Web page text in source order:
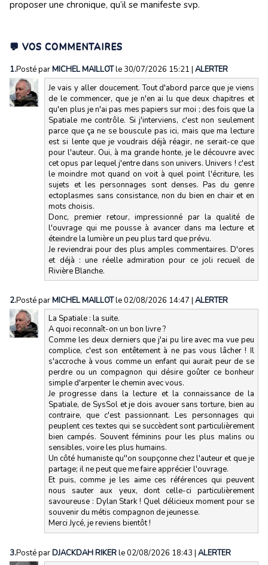
proposer une chronique, qu’il se manifeste svp.
💬 VOS COMMENTAIRES
1.Posté parMICHEL MAILLOTle 30/07/2026 15:21 | ALERTER
Je vais y aller doucement. Tout d'abord parce que je viens
de le commencer, que je n'en ai lu que deux chapitres et
qu'en plus je n'ai pas mes papiers sur moi ; des fois que la
Spatiale me contrôle. Si j'interviens, c'est non seulement
parce que ça ne se bouscule pas ici, mais que ma lecture
est si lente que je voudrais déjà réagir, ne serait-ce que
pour l'auteur. Oui, à ma grande honte, je le découvre avec
cet opus par lequel j'entre dans son univers. Univers ! c'est
le moindre mot quand on voit à quel point l'écriture, les
sujets et les personnages sont denses. Pas du genre
ectoplasmes sans consistance, non du bien en chair et en
mots choisis.
Donc, premier retour, impressionné par la qualité de
l'ouvrage qui me pousse à avancer dans ma lecture et
éteindre la lumière un peu plus tard que prévu.
Je reviendrai pour des plus amples commentaires. D'ores
et déjà : une réelle admiration pour ce joli recueil de
Rivière Blanche.
2.Posté parMICHEL MAILLOTle 02/08/2026 14:47 | ALERTER
La Spatiale : la suite.
A quoi reconnaît-on un bon livre ?
Comme les deux derniers que j'ai pu lire avec ma vue peu
complice, c'est son entêtement à ne pas vous lâcher ! Il
s'accroche à vous comme un enfant qui aurait peur de se
perdre ou un compagnon qui désire goûter ce bonheur
simple d'arpenter le chemin avec vous.
Je progresse dans la lecture et la connaissance de la
Spatiale, de SysSol et je dois avouer sans torture, bien au
contraire, que c'est passionnant. Les personnages qui
peuplent ces textes qui se succèdent sont particulièrement
bien campés. Souvent féminins pour les plus malins ou
sensibles, voire les plus humains.
Un côté humaniste qu''on soupçonne chez l'auteur et que je
partage; il ne peut que me faire apprécier l'ouvrage.
Et puis, comme je les aime ces références qui peuvent
nous sauter aux yeux, dont celle-ci particulièrement
savoureuse : Dylan Stark ! Quel délicieux moment pour se
souvenir du métis compagnon de jeunesse.
Merci Jycé, je reviens bientôt !
3.Posté parDJACKDAH RIKERle 02/08/2026 18:43 | ALERTER